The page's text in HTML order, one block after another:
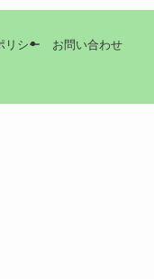
リシー お問い合わせ